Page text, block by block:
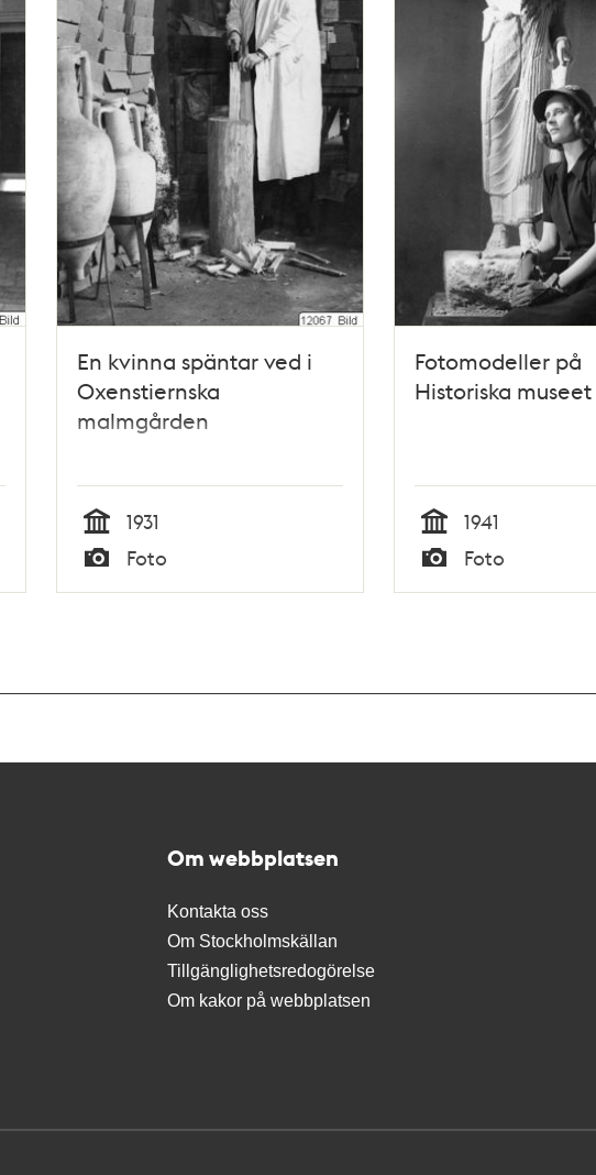
En kvinna späntar ved i
Oxenstiernska
malmgården
Tid
1931
Typ
Foto
Fotomodeller på
Historiska museet
Tid
1941
Typ
Foto
Om webbplatsen
Kontakta oss
Om Stockholmskällan
Tillgänglighetsredogörelse
Om kakor på webbplatsen